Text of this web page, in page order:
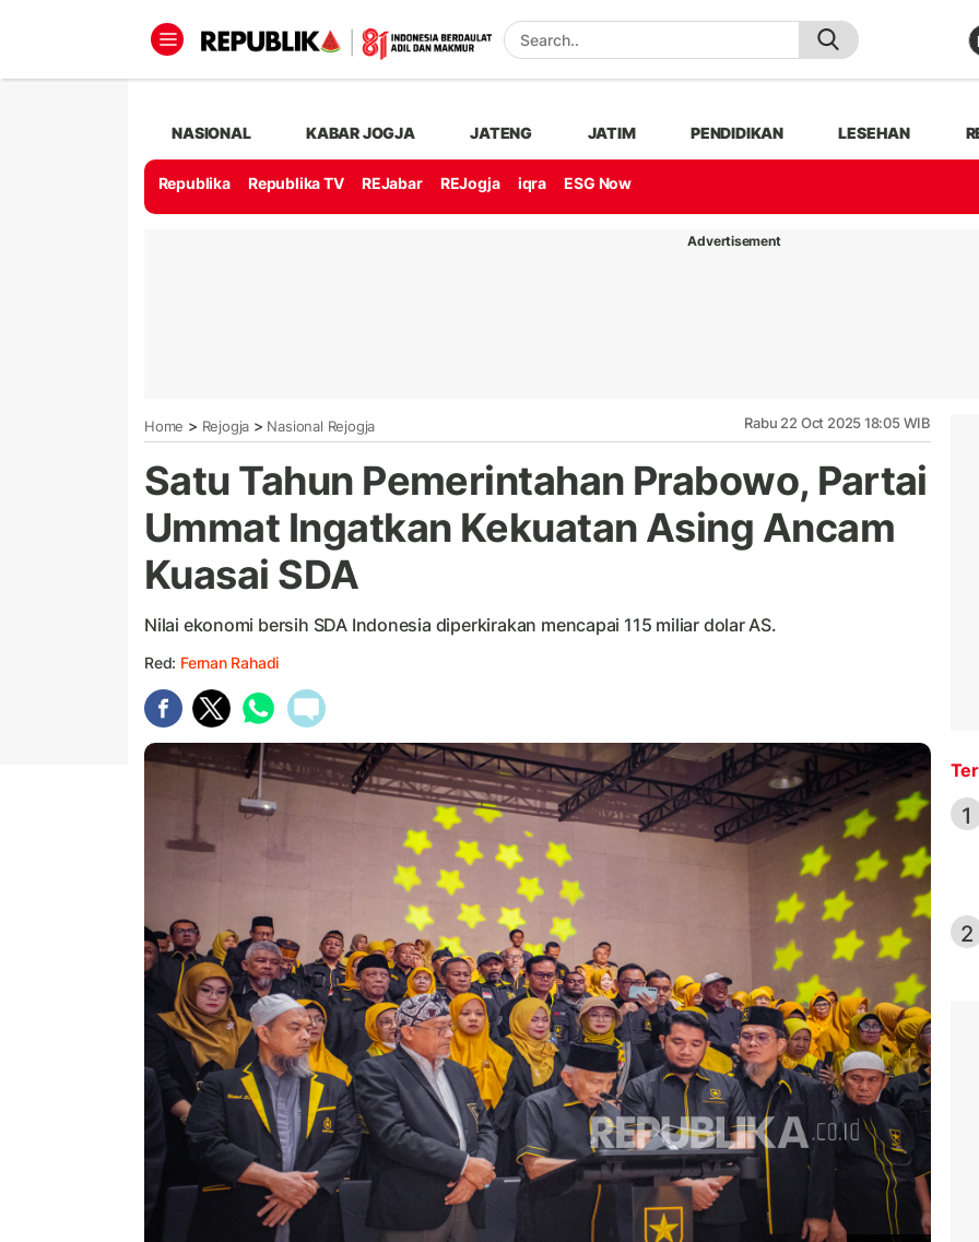
NASIONAL KABAR JOGJA JATENG JATIM PENDIDIKAN LESEHAN
Republika Republika TV REJabar REJogja iqra ESG Now
Advertisement
Home > Rejogja > Nasional Rejogja Rabu 22 Oct 2025 18:05 WIB
Satu Tahun Pemerintahan Prabowo, Partai
Ummat Ingatkan Kekuatan Asing Ancam
Kuasai SDA
Nilai ekonomi bersih SDA Indonesia diperkirakan mencapai 115 miliar dolar AS.
Red: Fernan Rahadi
1
2